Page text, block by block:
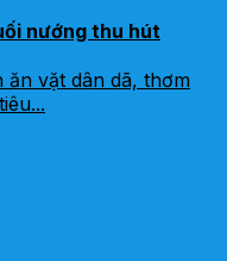
nướng thu hút
vặt dân dã, thơm